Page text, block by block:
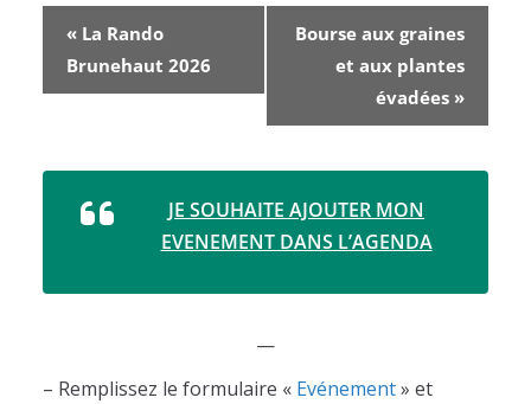
n
« La Rando
Brunehaut 2026
Bourse aux graines
et aux plantes
évadées »
JE SOUHAITE AJOUTER MON
EVENEMENT DANS L’AGENDA
—
– Remplissez le formulaire « Evénement» et